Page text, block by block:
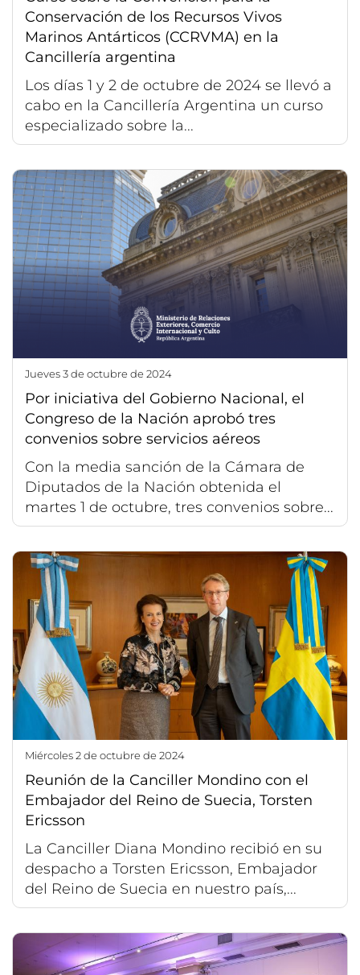
Conservación de los Recursos Vivos
Marinos Antárticos (CCRVMA) en la
Cancillería argentina
Los días 1 y 2 de octubre de 2024 se llevó a
cabo en la Cancillería Argentina un curso
especializado sobre la...
jueves 3 de octubre de 2024
Por iniciativa del Gobierno Nacional, el
Congreso de la Nación aprobó tres
convenios sobre servicios aéreos
Con la media sanción de la Cámara de
Diputados de la Nación obtenida el
martes 1 de octubre, tres convenios sobre...
miércoles 2 de octubre de 2024
Reunión de la Canciller Mondino con el
Embajador del Reino de Suecia, Torsten
Ericsson
La Canciller Diana Mondino recibió en su
despacho a Torsten Ericsson, Embajador
del Reino de Suecia en nuestro país,...